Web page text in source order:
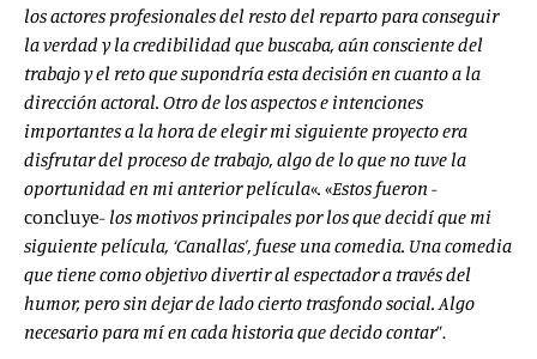
los actores profesionales del resto del reparto para conseguir
la verdad y la credibilidad que buscaba, aún consciente del
trabajo y el reto que supondría esta decisión en cuanto a la
dirección actoral. Otro de los aspectos e intenciones
importantes a la hora de elegir mi siguiente proyecto era
disfrutar del proceso de trabajo, algo de lo que no tuve la
oportunidad en mi anterior película«. «Estos fueron -
concluye- los motivos principales por los que decidí que mi
siguiente película, ‘Canallas’, fuese una comedia. Una comedia
que tiene como objetivo divertir al espectador a través del
humor, pero sin dejar de lado cierto trasfondo social. Algo
necesario para mí en cada historia que decido contar”.